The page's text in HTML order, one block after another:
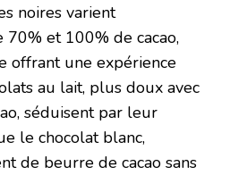
noires varient
et 100% de cacao,
offrant une expérience
au lait, plus doux avec
séduisent par leur
le chocolat blanc,
de beurre de cacao sans